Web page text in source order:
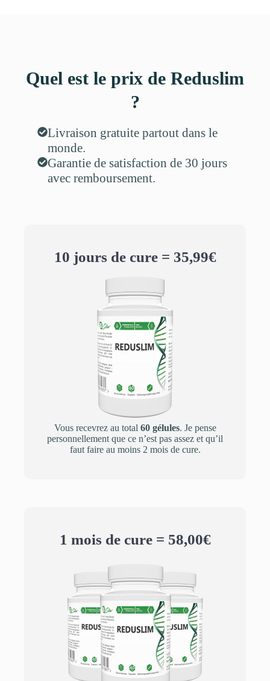
Quel est le prix de Reduslim
?
Livraison gratuite partout dans le
monde.
Garantie de satisfaction de 30 jours
avec remboursement.
10 jours de cure = 35,99€
Vous recevrez au total 60 gélules. Je pense
personnellement que ce n’est pas assez et qu’il
faut faire au moins 2 mois de cure.
1 mois de cure = 58,00€